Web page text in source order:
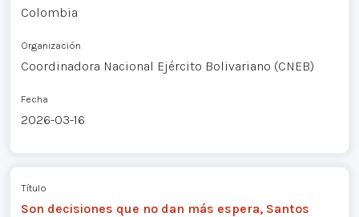
Colombia
Organización
Coordinadora Nacional Ejército Bolivariano (CNEB)
Fecha
2026-03-16
Título
Son decisiones que no dan más espera, Santos